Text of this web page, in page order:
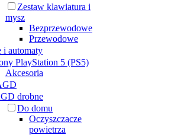
Zestaw klawiatura i
mysz
Bezprzewodowe
Przewodowe
i automaty
PlayStation 5 (PS5)
Akcesoria
drobne
Do domu
Oczyszczacze
powietrza